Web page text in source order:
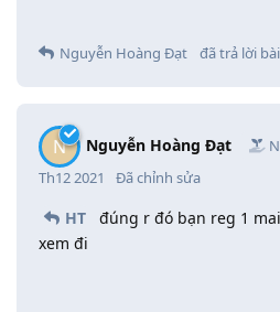
Nguyễn Hoàng Đạt
đã trả lời
N Nguyễn Hoàng Đạt
Th12 2021
Đã chỉnh sửa
HT
đúng r đó bạn reg 1
xem đi